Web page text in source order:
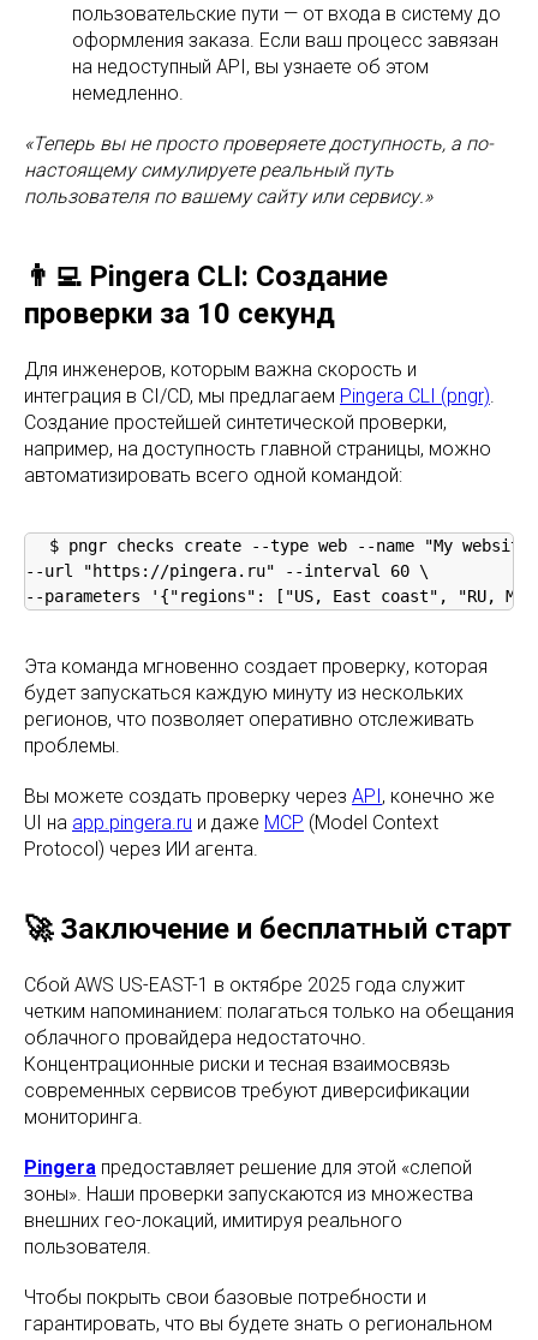
пользовательские пути — от входа в систему до
оформления заказа. Если ваш процесс завязан
на недоступный API, вы узнаете об этом
немедленно.
«Теперь вы не просто проверяете доступность, а по-
настоящему симулируете реальный путь
пользователя по вашему сайту или сервису.»
👨‍💻 Pingera CLI: Создание
проверки за 10 секунд
Для инженеров, которым важна скорость и
интеграция в CI/CD, мы предлагаем Pingera CLI (pngr).
Создание простейшей синтетической проверки,
например, на доступность главной страницы, можно
автоматизировать всего одной командой:
$ pngr checks create --type web --name "My
--url "https://pingera.ru" --interval 60 \
--parameters '{"regions": ["US, East coast", "RU,
Эта команда мгновенно создает проверку, которая
будет запускаться каждую минуту из нескольких
регионов, что позволяет оперативно отслеживать
проблемы.
Вы можете создать проверку через API, конечно же
UI на app.pingera.ru и даже MCP (Model Context
Protocol) через ИИ агента.
🚀 Заключение и бесплатный старт
Сбой AWS US-EAST-1 в октябре 2025 года служит
четким напоминанием: полагаться только на обещания
облачного провайдера недостаточно.
Концентрационные риски и тесная взаимосвязь
современных сервисов требуют диверсификации
мониторинга.
Pingera предоставляет решение для этой «слепой
зоны». Наши проверки запускаются из множества
внешних гео-локаций, имитируя реального
пользователя.
Чтобы покрыть свои базовые потребности и
гарантировать, что вы будете знать о региональном